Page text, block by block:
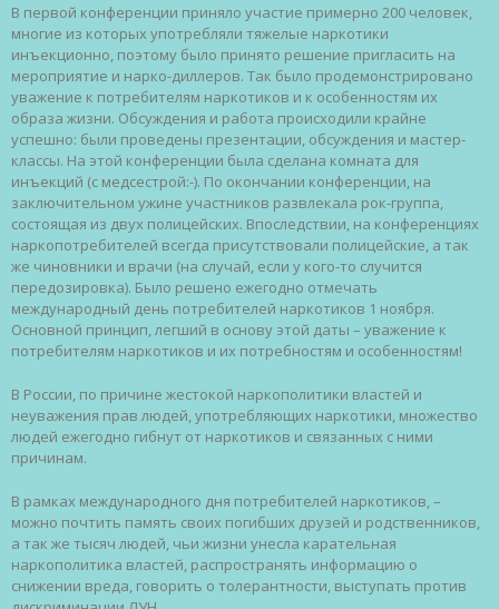
В первой конференции приняло участие примерно 200 человек,
многие из которых употребляли тяжелые наркотики
инъекционно, поэтому было принято решение пригласить на
мероприятие и нарко-диллеров. Так было продемонстрировано
уважение к потребителям наркотиков и к особенностям их
образа жизни. Обсуждения и работа происходили крайне
успешно: были проведены презентации, обсуждения и мастер-
классы. На этой конференции была сделана комната для
инъекций (с медсестрой:-). По окончании конференции, на
заключительном ужине участников развлекала рок-группа,
состоящая из двух полицейских. Впоследствии, на конференциях
наркопотребителей всегда присутствовали полицейские, а так
же чиновники и врачи (на случай, если у кого-то случится
передозировка). Было решено ежегодно отмечать
международный день потребителей наркотиков 1 ноября.
Основной принцип,легший в основу этой даты – уважение к
потребителям наркотиков и их потребностям и особенностям!
В России, по причине жестокой наркополитики властей и
неуважения прав людей,употребляющих наркотики, множество
людей ежегодно гибнут от наркотиков и связанных с ними
причинам.
В рамках международного дня потребителей наркотиков, –
можно почтить память своих погибших друзей и родственников,
а так же тысяч людей, чьи жизни унесла карательная
наркополитика властей, распространять информацию о
снижении вреда, говорить о толерантности, выступать против